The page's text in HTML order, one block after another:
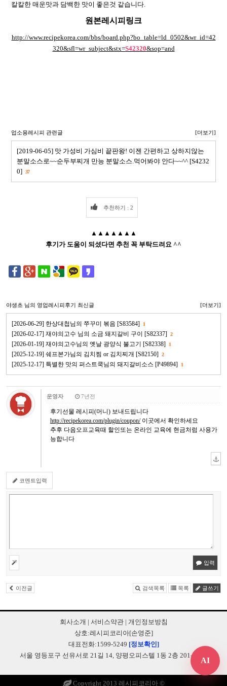
칼칼한 매운맛과 담백한 맛이 좋은것 같습니다.
원본레시피링크
http://www.recipekorea.com/bbs/board.php?bo_table=ld_0502&wr_id=42
320&sfl=wr_subject&stx=S42320&sop=and
업소용레시피 관련글 [더보기]
[2019-06-05] 맛 가성비 가심비 끝판왕! 이젠 간편하고 상하지않는
분말소스로~~순두부찌개 만능 분말소스.먹어봐야 안다~~^^ [S4232
0] 37
추천하기 : 2
▲▲▲▲▲▲▲
후기가 도움이 되셨다면 추천 꼭 부탁드려요 ^^
야생초 님의 영업레시피후기 최신글 [더보기]
[2026-06-29] 한상대첩님의 쭈꾸미 볶음 [S83584] 1
[2026-02-17] 재야의고수 님의 소금 돼지갈비 구이 [S82337] 2
[2026-01-19] 재야의고수님의 옛날 광양식 불고기 [S82338] 1
[2025-12-19] 쉐프본가님의 김치찜 or 김치찌개 [S82150] 2
[2025-12-17] 특별한 맛의 퍼스트쿡님의 돼지갈비소스 [P49894] 1
운영자 7년전
후기선물 레시피(머니) 보내드립니다
http://recipekorea.com/plugin/coupon/이곳에서 확인하세요
추후 다음오프교육때 할인또는 온라인 교육에 현금처럼 사용가
능합니다
코멘트입력
입력
이전글 검색목록 목록 글쓰기
회사소개 | 서비스약관| 개인정보방침
상호:레시피코리아[손영준]
대표전화:1599-5249 [정보확인]
서울 영등포구 선유서로 21길 14, 양평오피스텔 1동 2층 201-B248
Copyright 2013 레시피코리아 ©
AI